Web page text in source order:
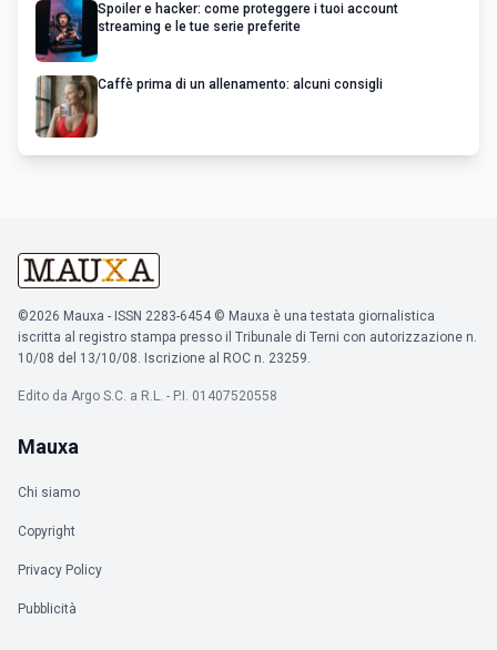
Spoiler e hacker: come proteggere i tuoi account
streaming e le tue serie preferite
Caffè prima di un allenamento: alcuni consigli
©2026 Mauxa - ISSN 2283-6454 © Mauxa è una testata giornalistica
iscritta al registro stampa presso il Tribunale di Terni con autorizzazione n.
10/08 del 13/10/08. Iscrizione al ROC n. 23259.
Edito da Argo S.C. a R.L. - P.I. 01407520558
Mauxa
Chi siamo
Copyright
Privacy Policy
Pubblicità